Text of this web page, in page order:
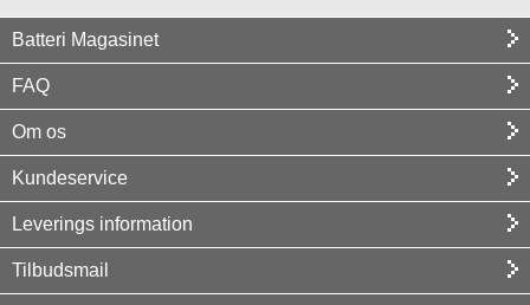
Batteri Magasinet
FAQ
Om os
Kundeservice
Leverings information
Tilbudsmail